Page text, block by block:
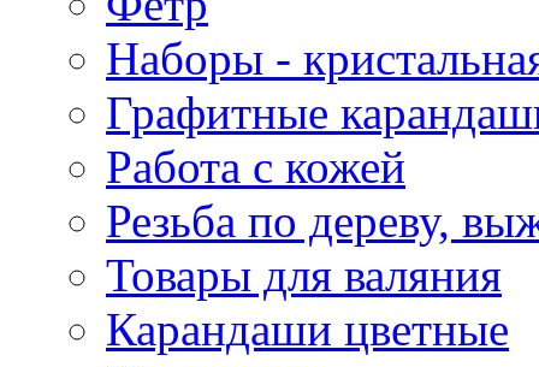
Наборы -
Графитные
Работа с кожей
Резьба по дереву,
Товары для валяния
Карандаши цветные